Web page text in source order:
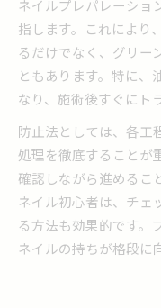
ネイルプレパレーショ
指します。これにより
るだけでなく、グリー
ともあります。特に、
なり、施術後すぐにト
防止法としては、各工
処理を徹底することが
確認しながら進めるこ
ネイル初心者は、チェ
る方法も効果的です。
ネイルの持ちが格段に